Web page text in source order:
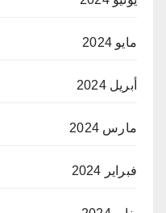
مايو 2024
أبريل 2024
مارس 2024
فبراير 2024